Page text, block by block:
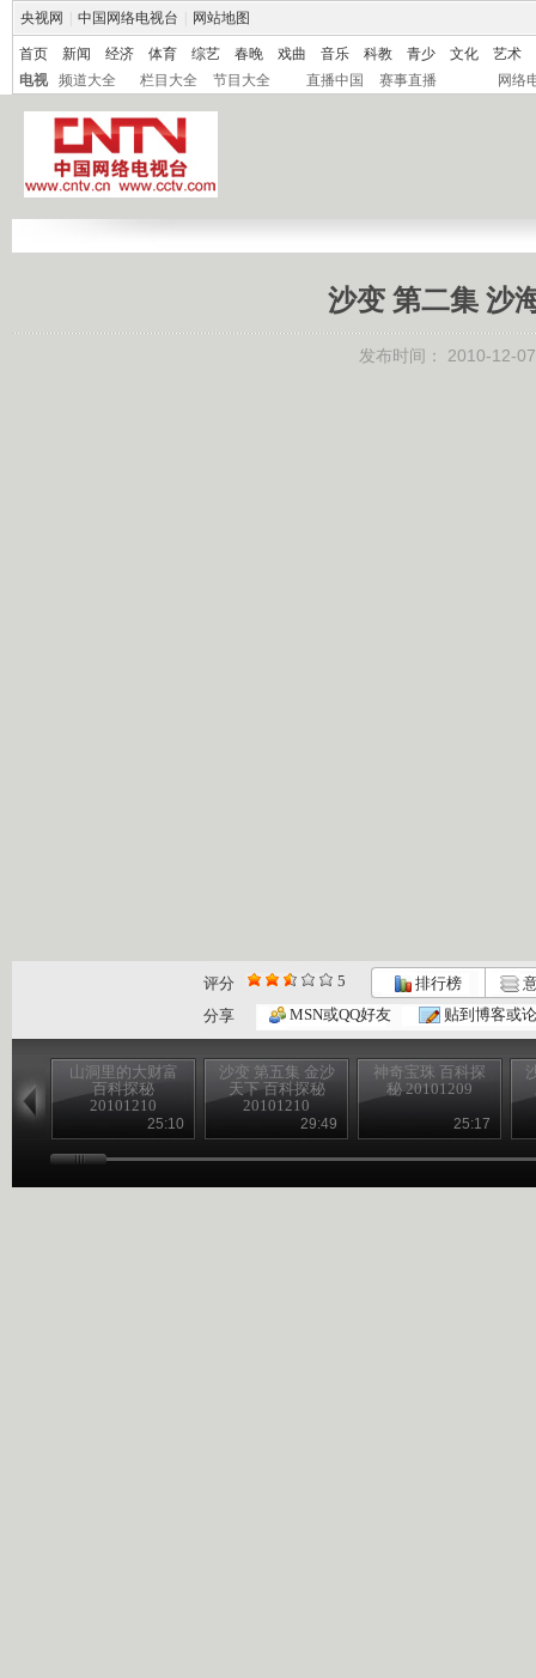
央视网 中国网络电视台 网站地图
首页 新闻 经济 体育 综艺 春晚 戏曲 音乐 科教 青少 文化
艺术
电视
频道大全 栏目大全 节目大全 直播中国 赛事直播 网络
沙变 第二集 沙
发布时间： 2010-12-
评分 5 排行榜
分享
MSN或QQ好友 贴到博客或
山洞里的大财富
百科探秘
20101210
25:10
沙变 第五集 金沙
天下 百科探秘
20101210
29:49
神奇宝珠 百科探
秘 20101209
25:17